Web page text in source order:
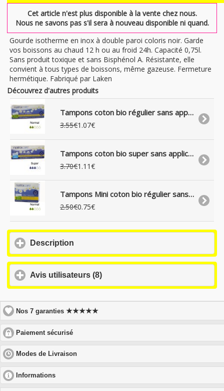
Cet article n'est plus disponible à la vente chez nous.
Nous ne savons pas s'il sera à nouveau disponible ni quand.
Gourde isotherme en inox à double paroi coloris noir. Garde
vos boissons au chaud 12 h ou au froid 24h. Capacité 0,75l.
Sans produit toxique et sans Bisphénol A. Résistante, elle
convient à tous types de boissons, même gazeuse. Fermeture
hermétique. Fabriqué par Laken
Découvrez d'autres produits
Tampons coton bio régulier sans applicateur, boite de 20
3.55€1.07€
Tampons coton bio super sans applicateur, boite de 20
3.70€1.11€
Tampons Mini coton bio régulier sans applicateur x10
2.50€0.75€
Description
to
expand
contents
Avis utilisateurs (8)
to
contents
Nos 7 garanties★★★★★
Paiement sécurisé
to
expand
Modes de Livraison
to
contents
Informations
to